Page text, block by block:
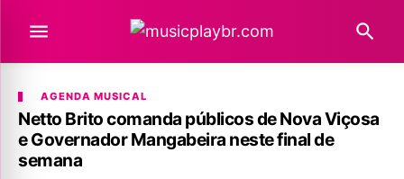
AGENDA MUSICAL
Netto Brito comanda públicos de Nova Viçosa
e Governador Mangabeira neste final de
semana